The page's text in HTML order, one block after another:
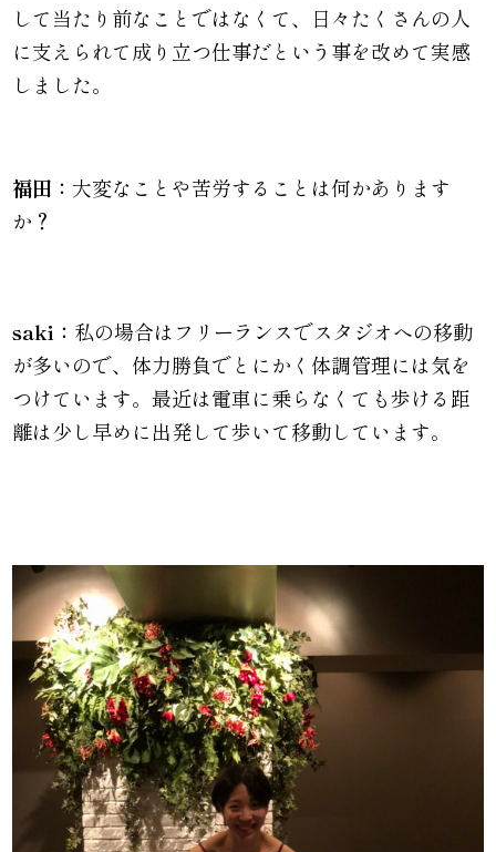
して当たり前なことではなくて、日々たくさんの人
に支えられて成り立つ仕事だという事を改めて実感
しました。
福田： 大変なことや苦労することは何かあります
か？
saki： 私の場合はフリーランスでスタジオへの移動
が多いので、体力勝負でとにかく体調管理には気を
つけています。最近は電車に乗らなくても歩ける距
離は少し早めに出発して歩いて移動しています。